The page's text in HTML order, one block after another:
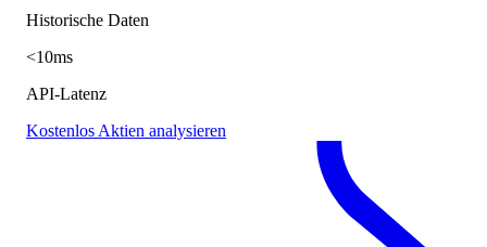
Historische Daten
<10ms
API-Latenz
Kostenlos Aktien analysieren